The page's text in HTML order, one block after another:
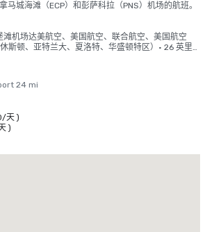
马城海滩（ECP）和彭萨科拉（PNS）机场的航班。
机场达美航空、美国航空、联合航空、美国航空
斯顿、亚特兰大、夏洛特、华盛顿特区）• 26 英里
兰大、奥兰多、坦帕、巴尔的摩/华盛顿、休斯顿、
斯顿）• 42 英里
24 mi
/天)
)